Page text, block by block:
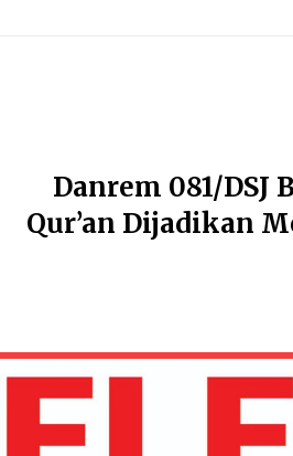
Danrem 081/
Qur’an Dijadikan